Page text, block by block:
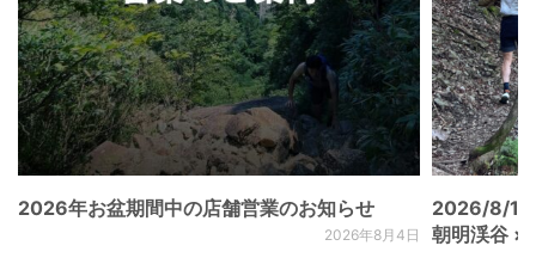
2026年お盆期間中の店舗営業のお知らせ
2026年8月4日
2026/8/
朝明渓谷 ×